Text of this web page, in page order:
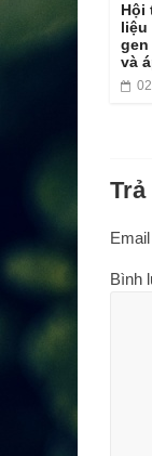
Hội
liệu
và
Bình